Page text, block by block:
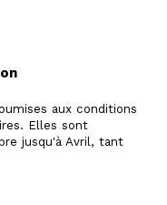
aux conditions
Elles sont
jusqu'à Avril, tant